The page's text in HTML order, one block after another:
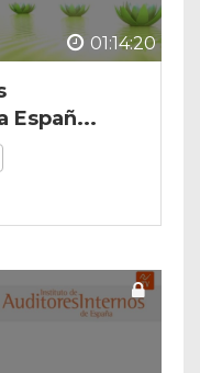
01:14:20
Españ...